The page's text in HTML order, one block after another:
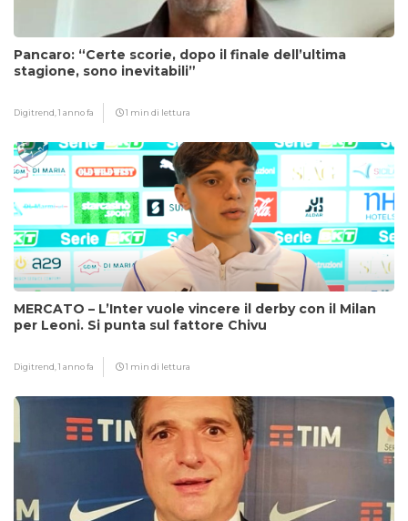
Pancaro: “Certe scorie, dopo il finale dell’ultima
stagione, sono inevitabili”
Digitrend,1 anno fa 1 min di lettura
MERCATO – L’Inter vuole vincere il derby con il Milan
per Leoni. Si punta sul fattore Chivu
Digitrend,1 anno fa 1 min di lettura